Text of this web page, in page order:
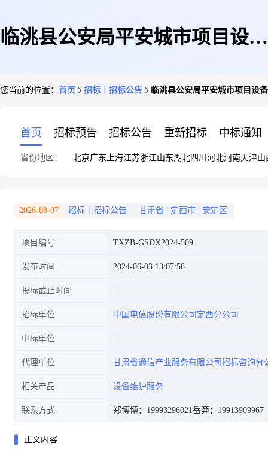
临洮县公安局平安城市项目设备
您当前的位置： 首页 招标｜招标公告 临洮县公安局平安城市项目设
首页 招标预告 招标公告 重新招标 中标通知
省份地区： 北京广东 上海江苏浙江山东湖北四川 河北河南天津山
2026-08-07 招标｜招标公告 甘肃省 定西市 安定区
项目编号 TXZB-GSDX2024-509
发布时间 2024-06-03 13:07:58
投标截止时间
招标单位 中国电信股份有限公司定西分公司
中标单位
代理单位 甘肃省通信产业服务有限公司招标咨询分
相关产品 设备维护服务
联系方式 郑博博：19993296021岳菊：19913909967
正文内容